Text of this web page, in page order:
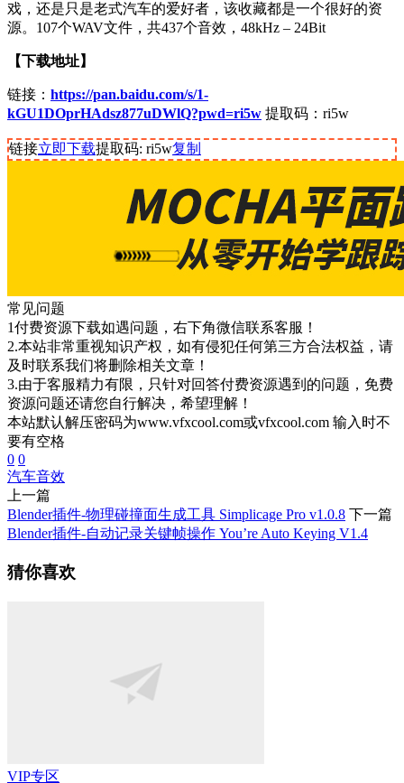
戏，还是只是老式汽车的爱好者，该收藏都是一个很好的资
源。107个WAV文件，共437个音效，48kHz – 24Bit
【下载地址】
链接： https://pan.baidu.com/s/1-
kGU1DOprHAdsz877uDWlQ?pwd=ri5w 提取码：ri5w
链接立即下载提取码: ri5w复制
常见问题
1付费资源下载如遇问题，右下角微信联系客服！
2.本站非常重视知识产权，如有侵犯任何第三方合法权益，请
及时联系我们将删除相关文章！
3.由于客服精力有限，只针对回答付费资源遇到的问题，免费
资源问题还请您自行解决，希望理解！
本站默认解压密码为www.vfxcool.com或vfxcool.com 输入时不
要有空格
0 0
汽车音效
上一篇
Blender插件-物理碰撞面生成工具 Simplicage Pro v1.0.8 下一篇
Blender插件-自动记录关键帧操作 You’re Auto Keying V1.4
猜你喜欢
VIP专区